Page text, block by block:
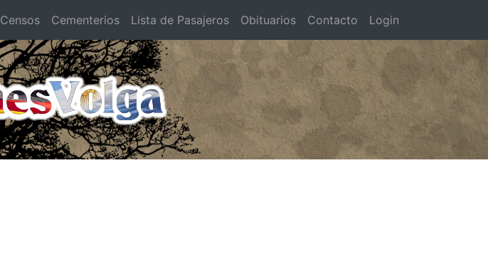
Censos Cementerios Lista de Pasajeros Obituarios Contacto Login